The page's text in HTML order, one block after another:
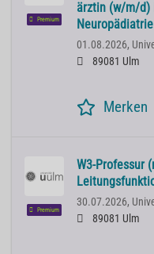
Premium
ärztin (w/m/d)
Neuropädiatrie
01.08.2026,
89081 Ulm
Merken
Premium
W3-Professur
30.07.2026,
89081 Ulm